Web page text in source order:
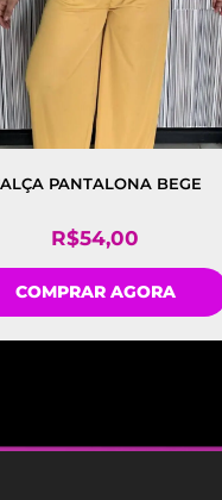
PANTALONA BEGE
R$54,00
COMPRAR AGORA